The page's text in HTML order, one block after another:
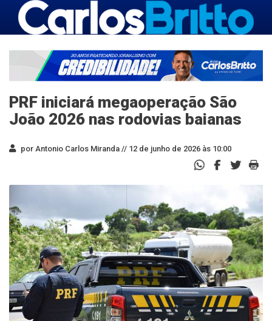
PRF iniciará megaoperação São
João 2026 nas rodovias baianas
por Antonio Carlos Miranda // 12 de junho de 2026 às 10:00